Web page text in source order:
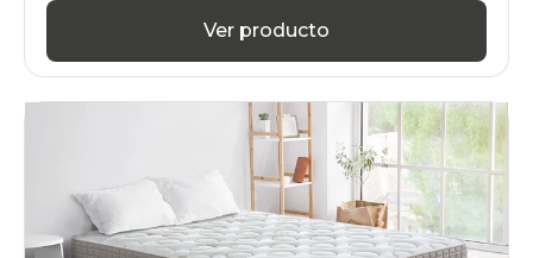
Ver producto